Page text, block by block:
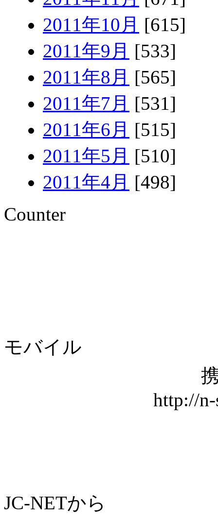
2011年10月 [615]
2011年9月 [533]
2011年8月 [565]
2011年7月 [531]
2011年6月 [515]
2011年5月 [510]
2011年4月 [498]
Counter
モバイル
http://
JC-NETから